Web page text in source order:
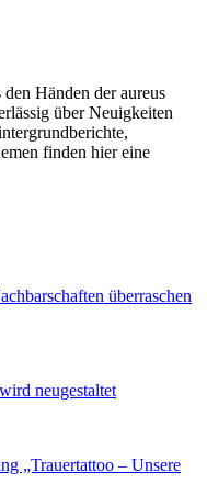
Händen der aureus
über Neuigkeiten
finden hier eine
überraschen
neugestaltet
„Trauertattoo – Unsere